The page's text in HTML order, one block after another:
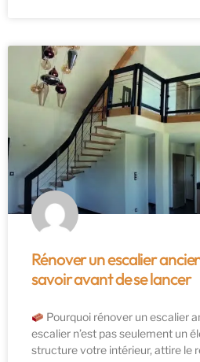
Rénover un escalier
savoir avant de se lancer
Pourquoi rénover un escalier
escalier n’est pas seulement un
structure votre intérieur, attire le